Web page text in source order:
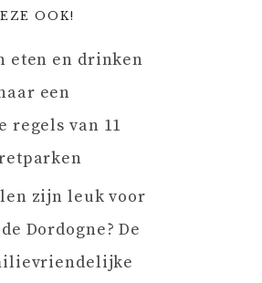
OOK!
eten en drinken
een
regels van 11
zijn leuk voor
Dordogne? De